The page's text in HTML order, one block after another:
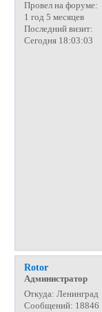
Провел на форуме:
1 год 5 месяцев
Последний визит:
Сегодня 18:03:03
Rotor
Администратор
Откуда: Ленинград
Сообщений: 18846